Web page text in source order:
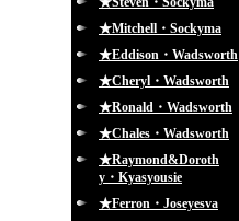
★Mitchell・Sockyma
★Eddison・Wadsworth
★Cheryl・Wadsworth
★Ronald・Wadsworth
★Chales・Wadsworth
★Raymond&Doroth
y・Kyasyousie
★Ferron・Joseyesva